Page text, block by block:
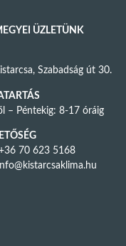
ÜZLETÜNK
Szabadság út 30.
– Péntekig: 8-17 óráig
70 623 5168